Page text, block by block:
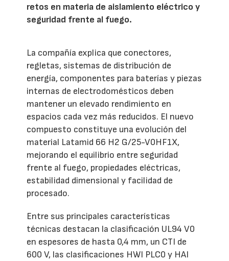
retos en materia de aislamiento eléctrico y
seguridad frente al fuego.
La compañía explica que conectores,
regletas, sistemas de distribución de
energía, componentes para baterías y piezas
internas de electrodomésticos deben
mantener un elevado rendimiento en
espacios cada vez más reducidos. El nuevo
compuesto constituye una evolución del
material Latamid 66 H2 G/25-V0HF1X,
mejorando el equilibrio entre seguridad
frente al fuego, propiedades eléctricas,
estabilidad dimensional y facilidad de
procesado.
Entre sus principales características
técnicas destacan la clasificación UL94 V0
en espesores de hasta 0,4 mm, un CTI de
600 V, las clasificaciones HWI PLC0 y HAI